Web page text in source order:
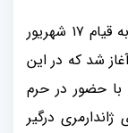
حرکت های مردمی آران و بیدگل که منجر به قیام ۱۷ شهریور
آغاز شد که در این
با حضور در حرم
درگیر